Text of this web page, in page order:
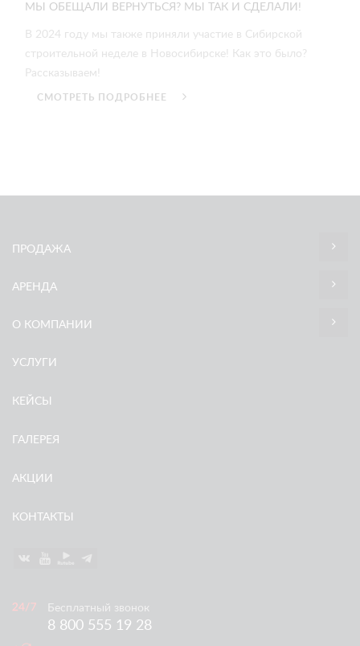
МЫ ОБЕЩАЛИ ВЕРНУТЬСЯ? МЫ ТАК И СДЕЛАЛИ!
В 2024 году мы также приняли участие в Сибирской
строительной неделе в Новосибирске! Как это было?
Рассказываем!
СМОТРЕТЬ ПОДРОБНЕЕ
ПРОДАЖА
АРЕНДА
О КОМПАНИИ
УСЛУГИ
КЕЙСЫ
ГАЛЕРЕЯ
АКЦИИ
КОНТАКТЫ
Бесплатный звонок
8 800 555 19 28